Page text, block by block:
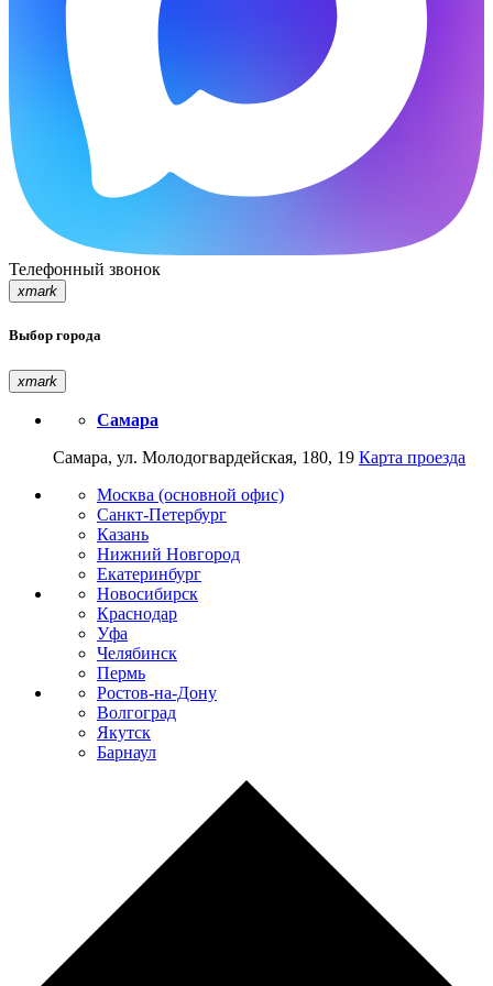
Телефонный звонок
xmark
Выбор города
xmark
Самара
Самара, ул. Молодогвардейская, 180, 19 Карта проезда
Москва (основной офис)
Санкт-Петербург
Казань
Нижний Новгород
Екатеринбург
Новосибирск
Краснодар
Уфа
Челябинск
Пермь
Ростов-на-Дону
Волгоград
Якутск
Барнаул